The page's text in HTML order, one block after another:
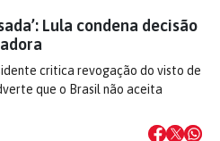
Lula condena decisão
critica revogação do visto de
que o Brasil não aceita